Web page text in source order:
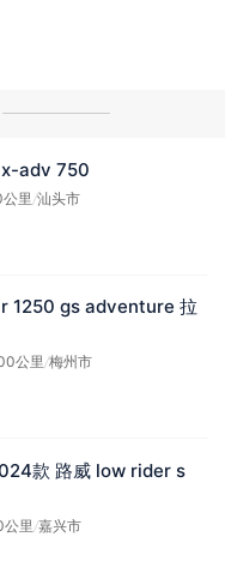
adv 750
里/汕头市
1250 gs adventure 拉
公里/梅州市
款 路威 low rider s
里/嘉兴市